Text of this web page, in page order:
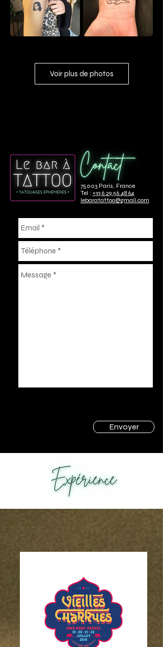
Voir plus de photos
75003 Paris, France
Tel : +33 6 29 56 48 64
lebaratattoo@gmail.com
Envoyer